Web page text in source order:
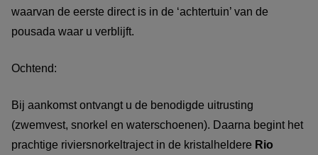
waarvan de eerste direct is in de ‘achtertuin’ van de
pousada waar u verblijft.
Ochtend:
Bij aankomst ontvangt u de benodigde uitrusting
(zwemvest, snorkel en waterschoenen). Daarna begint het
prachtige riviersnorkeltraject in de kristalheldere Rio